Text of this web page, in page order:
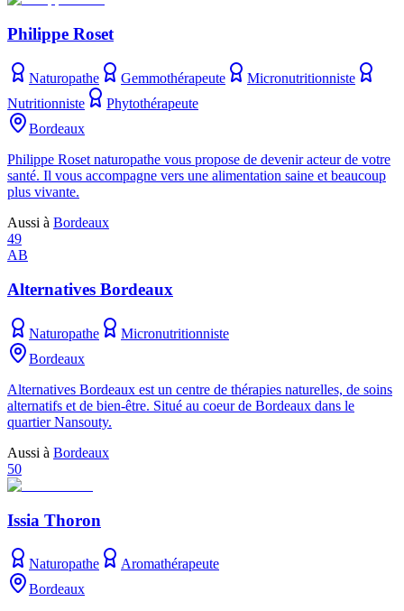
Philippe Roset
Naturopathe Gemmothérapeute
Micronutritionniste
Nutritionniste
Phytothérapeute
Bordeaux
Philippe Roset naturopathe vous propose de devenir acteur de votre
santé. Il vous accompagne vers une alimentation saine et beaucoup
plus vivante.
Aussi à Bordeaux
49
AB
Alternatives Bordeaux
Naturopathe
Micronutritionniste
Bordeaux
Alternatives Bordeaux est un centre de thérapies naturelles, de soins
alternatifs et de bien-être. Situé au coeur de Bordeaux dans le
quartier Nansouty.
Aussi à Bordeaux
50
Issia Thoron
Naturopathe
Aromathérapeute
Bordeaux